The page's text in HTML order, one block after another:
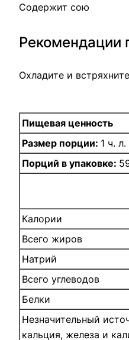
Содержит сою
Рекомендации
Охладите и
Пищевая ценность
Размер порции: 1 ч.
Порций в упаковке:
Калории
Всего жиров
Натрий
Всего углеводов
Белки
Незначительный
кальция, железа и